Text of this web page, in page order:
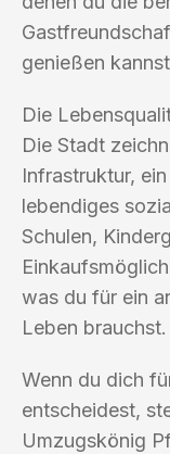
genießen
Die
Die Stadt
Infrastruktur,
lebendiges
Schulen,
was du für ein
Leben brauchst.
Wenn du dich
entscheidest,
Umzugskönig